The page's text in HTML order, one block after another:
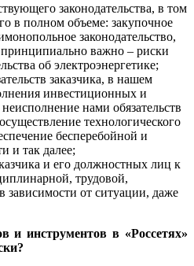
законодательства, в том
в полном объеме: закупочное
законодательство,
важно – риски
об электроэнергетике;
заказчика, в нашем
инвестиционных и
нами обязательств
технологического
бесперебойной и
и так далее;
и его должностных лиц к
трудовой,
зависимости от ситуации, даже
инструментов в «Россетях»